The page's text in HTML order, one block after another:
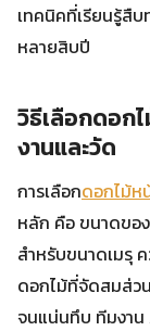
เทคนิคที่เรียนรู้สื
หลายสิบปี
วิธีเลือกดอก
งานและวัด
การเลือกดอกไม้ห
หลัก คือ ขนาดขอ
สำหรับขนาดเมรุ
ดอกไม้ที่จัดสมส่ว
จนแน่นทึบ ทีมงาน